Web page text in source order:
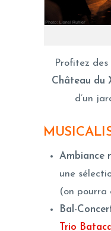
Profitez
Château du
d’un
Ambiance
une
(on pourra
Bal-
Trio